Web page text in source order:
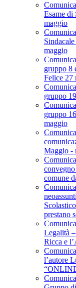
Esame di
maggio
maggio
gruppo 8
Felice 27
gruppo
gruppo
maggio
Maggio -
comune
prestano
Legalità
Ricca e
l’autore